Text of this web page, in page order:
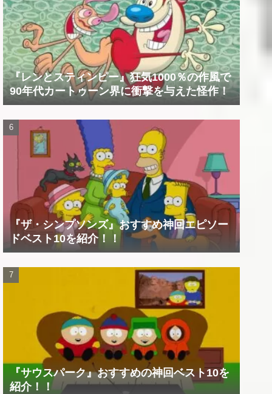
『レンとスティンピー』狂気1000％の作風で
90年代カートゥーン界に衝撃を与えた怪作！
『ザ・シンプソンズ』おすすめ神回エピソー
ドベスト10を紹介！！
『サウスパーク』おすすめの神回ベスト10を
紹介！！